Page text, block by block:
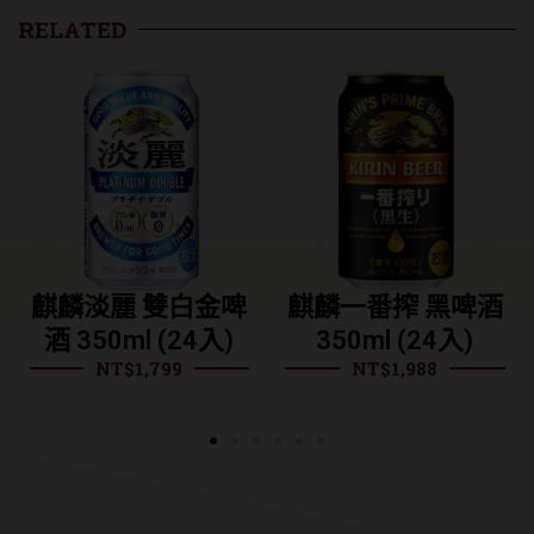
RELATED
麒麟淡麗 雙白金啤
酒 350ml (24入)
NT$1,799
麒麟一番搾 黑啤酒
350ml (24入)
NT$1,988